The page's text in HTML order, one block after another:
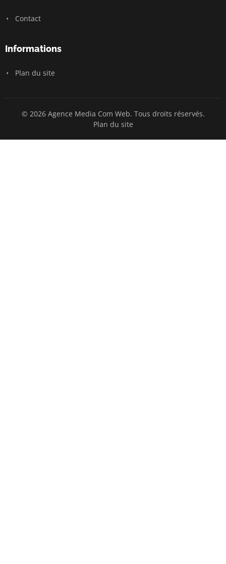
Contact
Informations
Plan du site
© 2026 Agence Media Com Web. Tous droits réservés.
Plan du site